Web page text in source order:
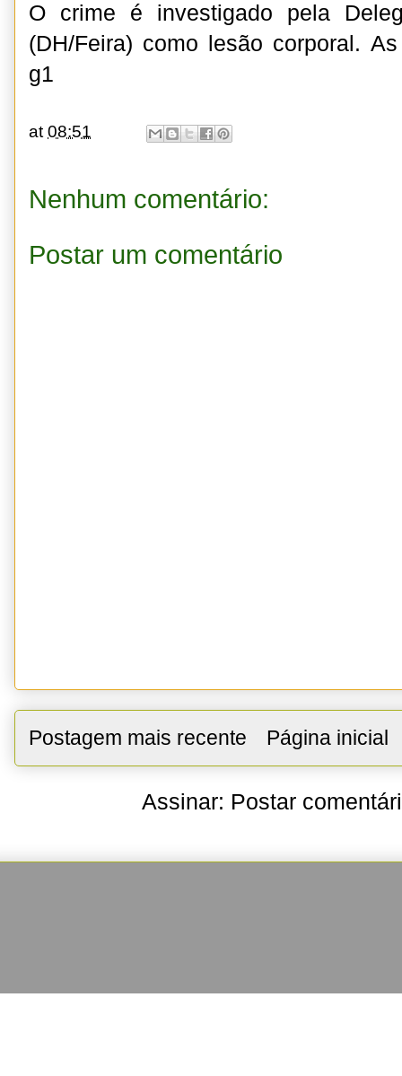
O crime é investigado pela
(DH/Feira) como lesão corporal.
g1
at08:51
Nenhum comentário:
Postar um comentário
Postagem mais recente Página inicial
Assinar: Postar